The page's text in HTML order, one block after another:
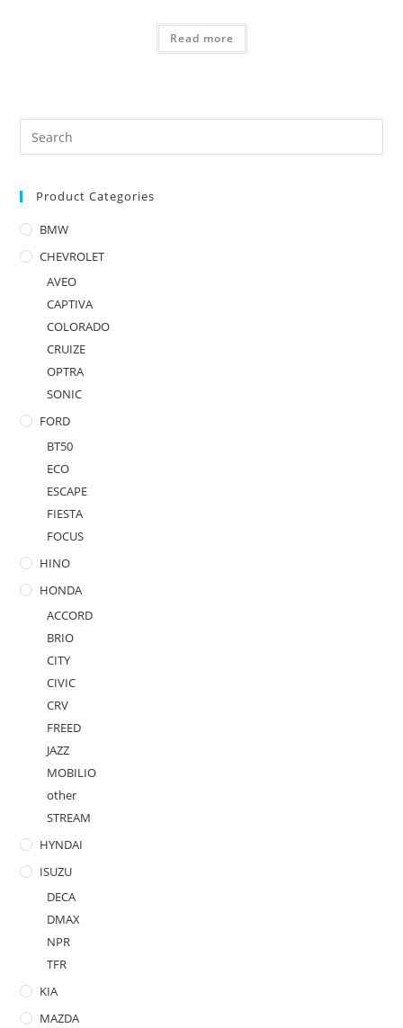
Read more
Product Categories
BMW
CHEVROLET
AVEO
CAPTIVA
COLORADO
CRUIZE
OPTRA
SONIC
FORD
BT50
ECO
ESCAPE
FIESTA
FOCUS
HINO
HONDA
ACCORD
BRIO
CITY
CIVIC
CRV
FREED
JAZZ
MOBILIO
other
STREAM
HYNDAI
ISUZU
DECA
DMAX
NPR
TFR
KIA
MAZDA